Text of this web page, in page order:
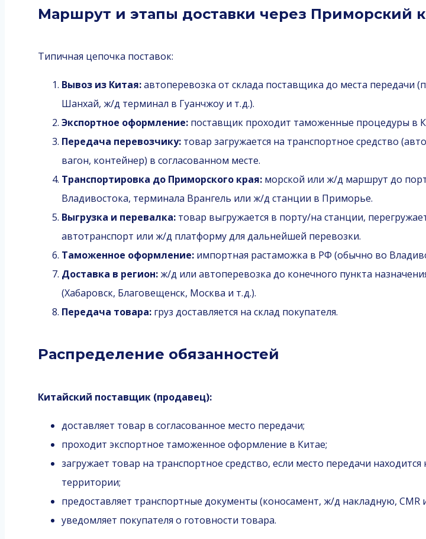
Маршрут и этапы доставки через Приморский
Типичная цепочка поставок:
Вывоз из Китая:автоперевозка от склада поставщика до места передачи
Шанхай, ж/д терминал в Гуанчжоу и т. д.).
Экспортное оформление: поставщик проходит таможенные процедуры в
Передача перевозчику: товар загружается на транспортное средство
вагон, контейнер) в согласованном месте.
Транспортировка до Приморского края: морской или ж/д маршрут до
Владивостока, терминала Врангель или ж/д станции в Приморье.
Выгрузка и перевалка: товар выгружается в порту/на станции,
автотранспорт или ж/д платформу для дальнейшей перевозки.
Таможенное оформление: импортная растаможка в РФ (обычно во
Доставка в регион:ж/д или автоперевозка до конечного пункта
(Хабаровск, Благовещенск, Москва и т. д.).
Передача товара: груз доставляется на склад покупателя.
Распределение обязанностей
Китайский поставщик (продавец):
доставляет товар в согласованное место передачи;
проходит экспортное таможенное оформление в Китае;
загружает товар на транспортное средство, если место передачи находится
территории;
предоставляет транспортные документы (коносамент, ж/д накладную, CMR и
уведомляет покупателя о готовности товара.